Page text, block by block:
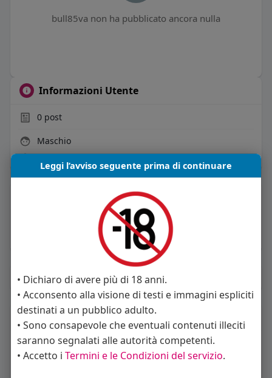
bull85va non ha pubblicato ancora nulla
Informazioni Utente
0post
Maschio
coppie
Orientamento sessuale:
eterosessuale
Album (0)
Seguiti(17)
Leggi l’avviso seguente prima di continuare
• Dichiaro di avere più di 18 anni.
• Acconsento alla visione di testi e immagini espliciti
destinati a un pubblico adulto.
• Sono consapevole che eventuali contenuti illeciti
saranno segnalati alle autorità competenti.
• Accetto i Termini e le Condizioni del servizio.